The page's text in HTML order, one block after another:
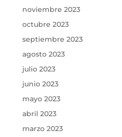
noviembre 2023
octubre 2023
septiembre 2023
agosto 2023
julio 2023
junio 2023
mayo 2023
abril 2023
marzo 2023